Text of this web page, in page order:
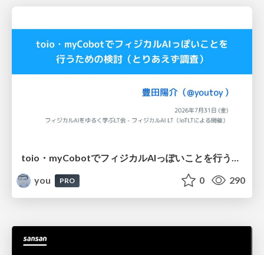
toio・myCobotでフィジカルAIっぽいことを行うための検討（とりあえず調査） / フィジカルAI LT（IoTLTによる開催）
you
PRO 0 290